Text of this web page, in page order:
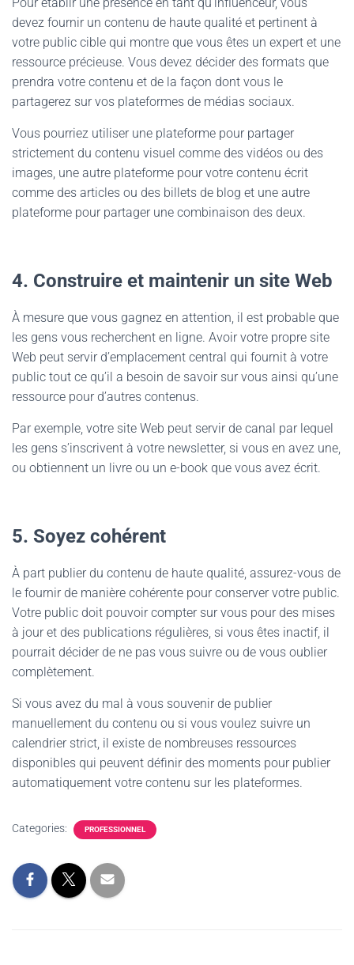
devez fournir un contenu de haute qualité et pertinent à
votre public cible qui montre que vous êtes un expert et une
ressource précieuse. Vous devez décider des formats que
prendra votre contenu et de la façon dont vous le
partagerez sur vos plateformes de médias sociaux.
Vous pourriez utiliser une plateforme pour partager
strictement du contenu visuel comme des vidéos ou des
images, une autre plateforme pour votre contenu écrit
comme des articles ou des billets de blog et une autre
plateforme pour partager une combinaison des deux.
4. Construire et maintenir un site Web
À mesure que vous gagnez en attention, il est probable que
les gens vous recherchent en ligne. Avoir votre propre site
Web peut servir d’emplacement central qui fournit à votre
public tout ce qu’il a besoin de savoir sur vous ainsi qu’une
ressource pour d’autres contenus.
Par exemple, votre site Web peut servir de canal par lequel
les gens s’inscrivent à votre newsletter, si vous en avez une,
ou obtiennent un livre ou un e-book que vous avez écrit.
5. Soyez cohérent
À part publier du contenu de haute qualité, assurez-vous de
le fournir de manière cohérente pour conserver votre public.
Votre public doit pouvoir compter sur vous pour des mises
à jour et des publications régulières, si vous êtes inactif, il
pourrait décider de ne pas vous suivre ou de vous oublier
complètement.
Si vous avez du mal à vous souvenir de publier
manuellement du contenu ou si vous voulez suivre un
calendrier strict, il existe de nombreuses ressources
disponibles qui peuvent définir des moments pour publier
automatiquement votre contenu sur les plateformes.
Categories: PROFESSIONNEL